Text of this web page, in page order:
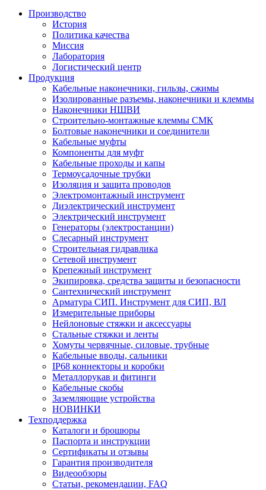
Производство
История
Политика качества
Миссия
Лаборатория
Логистический центр
Продукция
Кабельные наконечники, гильзы, сжимы
Изолированные разъемы, наконечники и клеммы
Наконечники НШВИ
Строительно-монтажные клеммы СМК
Болтовые наконечники и соединители
Кабельные муфты
Компоненты для муфт
Кабельные проходы и капы
Термоусадочные трубки
Изоляция и защита проводов
Электромонтажный инструмент
Диэлектрический инструмент
Электрический инструмент
Генераторы (электростанции)
Слесарный инструмент
Строительная гидравлика
Сетевой инструмент
Крепежный инструмент
Экипировка, средства защиты и безопасности
Сантехнический инструмент
Арматура СИП. Инструмент для СИП, ВЛ
Измерительные приборы
Нейлоновые стяжки и аксессуары
Стальные стяжки и ленты
Хомуты червячные, силовые, трубные
Кабельные вводы, сальники
IP68 коннекторы и коробки
Металлорукав и фитинги
Кабельные скобы
Заземляющие устройства
НОВИНКИ
Техподдержка
Каталоги и брошюры
Паспорта и инструкции
Сертификаты и отзывы
Гарантия производителя
Видеообзоры
Статьи, рекомендации, FAQ